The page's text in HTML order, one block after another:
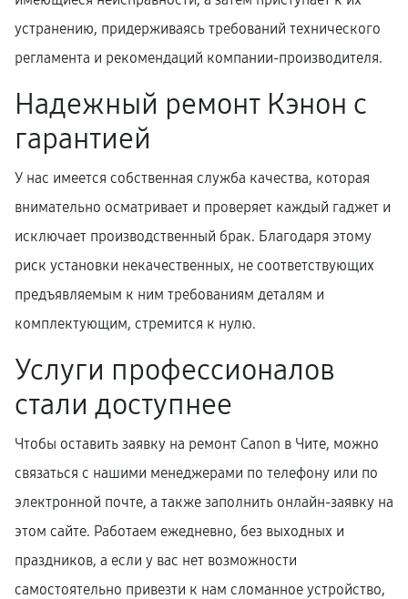
устранению, придерживаясь требований технического
регламента и рекомендаций компании-производителя.
Надежный ремонт Кэнон с
гарантией
У нас имеется собственная служба качества, которая
внимательно осматривает и проверяет каждый гаджет и
исключает производственный брак. Благодаря этому
риск установки некачественных, не соответствующих
предъявляемым к ним требованиям деталям и
комплектующим, стремится к нулю.
Услуги профессионалов
стали доступнее
Чтобы оставить заявку на ремонт Canon в Чите, можно
связаться с нашими менеджерами по телефону или по
электронной почте, а также заполнить онлайн-заявку на
этом сайте. Работаем ежедневно, без выходных и
праздников, а если у вас нет возможности
самостоятельно привезти к нам сломанное устройство,